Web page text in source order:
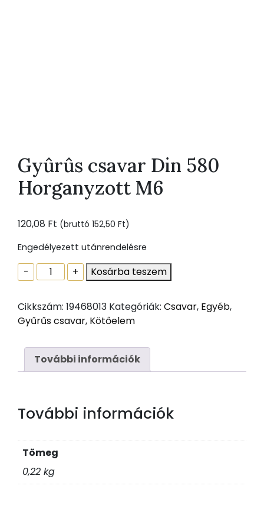
Gyûrûs csavar Din 580
Horganyzott M6
120,08 Ft (bruttó 152,50 Ft)
Engedélyezett utánrendelésre
-
Gyûrûs
csavar
580
Horganyzott
mennyiség
+ Kosárba teszem
Cikkszám: 19468013 Kategóriák: Csavar, Egyéb,
Gyűrűs csavar, Kötőelem
További információk
További információk
Tömeg
0,22 kg